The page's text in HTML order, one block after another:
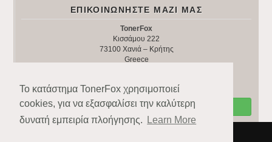
Το κατάστημα TonerFox χρησιμοποιεί
cookies, για να εξασφαλίσει την καλύτερη
δυνατή εμπειρία πλοήγησης.
Learn More
ΕΠΙΚΟΙΝΩΝΉΣΤΕ ΜΑΖΊ ΜΑΣ
TonerFox
Κισσάμου 222
73100 Χανιά – Κρήτης
Greece
Επικοινωνία